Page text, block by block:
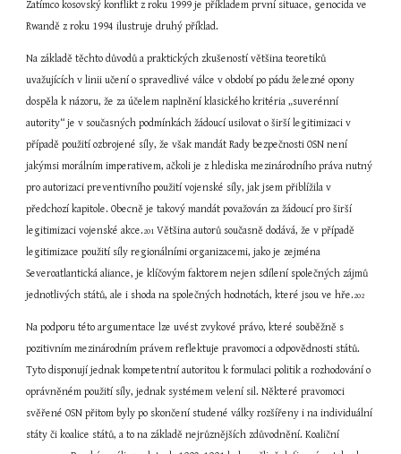
Zatímco kosovský konflikt z roku 1999 je příkladem první situace, genocida ve
Rwandě z roku 1994 ilustruje druhý příklad.
Na základě těchto důvodů a praktických zkušeností většina teoretiků
uvažujících v linii učení o spravedlivé válce v období po pádu železné opony
dospěla k názoru, že za účelem naplnění klasického kritéria „suverénní
autority“ je v současných podmínkách žádoucí usilovat o širší legitimizaci v
případě použití ozbrojené síly, že však mandát Rady bezpečnosti OSN není
jakýmsi morálním imperativem, ačkoli je z hlediska mezinárodního práva nutný
pro autorizaci preventivního použití vojenské síly, jak jsem přiblížila v
předchozí kapitole. Obecně je takový mandát považován za žádoucí pro širší
legitimizaci vojenské akce.201 Většina autorů současně dodává, že v případě
legitimizace použití síly regionálními organizacemi, jako je zejména
Severoatlantická aliance, je klíčovým faktorem nejen sdílení společných zájmů
jednotlivých států, ale i shoda na společných hodnotách, které jsou ve hře.202
Na podporu této argumentace lze uvést zvykové právo, které souběžně s
pozitivním mezinárodním právem reflektuje pravomoci a odpovědnosti států.
Tyto disponují jednak kompetentní autoritou k formulaci politik a rozhodování o
oprávněném použití síly, jednak systémem velení sil. Některé pravomoci
svěřené OSN přitom byly po skončení studené války rozšířeny i na individuální
státy či koalice států, a to na základě nejrůznějších zdůvodnění. Koaliční